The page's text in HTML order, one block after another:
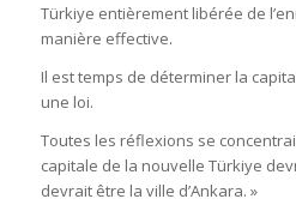
Türkiye entièrement libérée de
manière effective.
Il est temps de déterminer la
une loi.
Toutes les réflexions se
capitale de la nouvelle Türkiye
devrait être la ville d’Ankara. »